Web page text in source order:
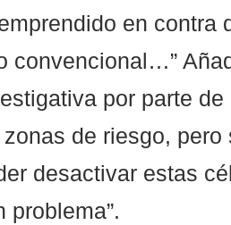
en contra
convencional…”
por parte
de riesgo,
desactivar estas
problema”.